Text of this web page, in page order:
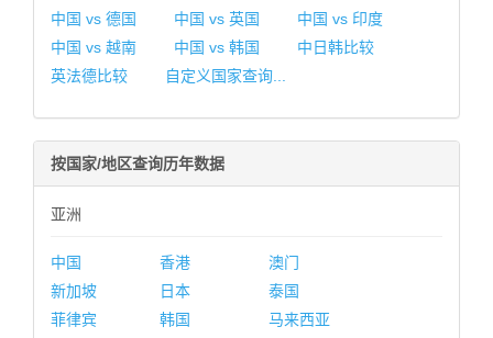
中国 vs 德国
中国 vs 英国
中国 vs 印度
中国 vs 越南
中国 vs 韩国
中日韩比较
英法德比较
自定义国家查询...
按国家/地区查询历年数据
亚洲
中国 香港
澳门
新加坡
日本
泰国
菲律宾
韩国
马来西亚